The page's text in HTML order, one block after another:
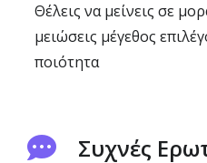
Θέλεις να μείνεις σε
μειώσεις μέγεθος
ποιότητα
Συχνές